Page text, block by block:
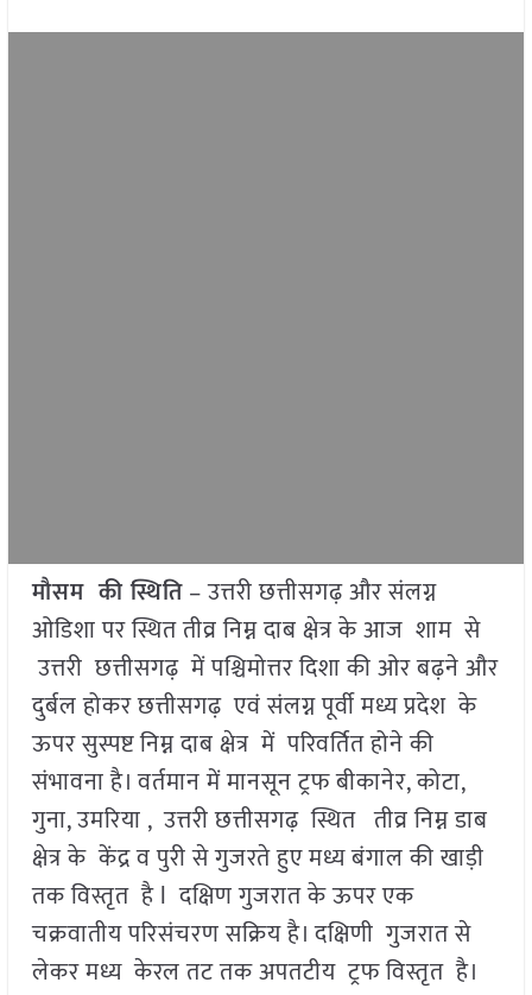
मौसम की स्थिति– उत्तरी छत्तीसगढ़ और संलग्न
ओडिशा पर स्थित तीव्र निम्न दाब क्षेत्र के आज शाम से
उत्तरी छत्तीसगढ़ में पश्चिमोत्तर दिशा की ओर बढ़ने और
दुर्बल होकर छत्तीसगढ़ एवं संलग्न पूर्वी मध्य प्रदेश के
ऊपर सुस्पष्ट निम्न दाब क्षेत्र में परिवर्तित होने की
संभावना है। वर्तमान में मानसून ट्रफ बीकानेर, कोटा,
गुना, उमरिया , उत्तरी छत्तीसगढ़ स्थित तीव्र निम्न डाब
क्षेत्र के केंद्र व पुरी से गुजरते हुए मध्य बंगाल की खाड़ी
तक विस्तृत है l दक्षिण गुजरात के ऊपर एक
चक्रवातीय परिसंचरण सक्रिय है। दक्षिणी गुजरात से
लेकर मध्य केरल तट तक अपतटीय ट्रफ विस्तृत है।